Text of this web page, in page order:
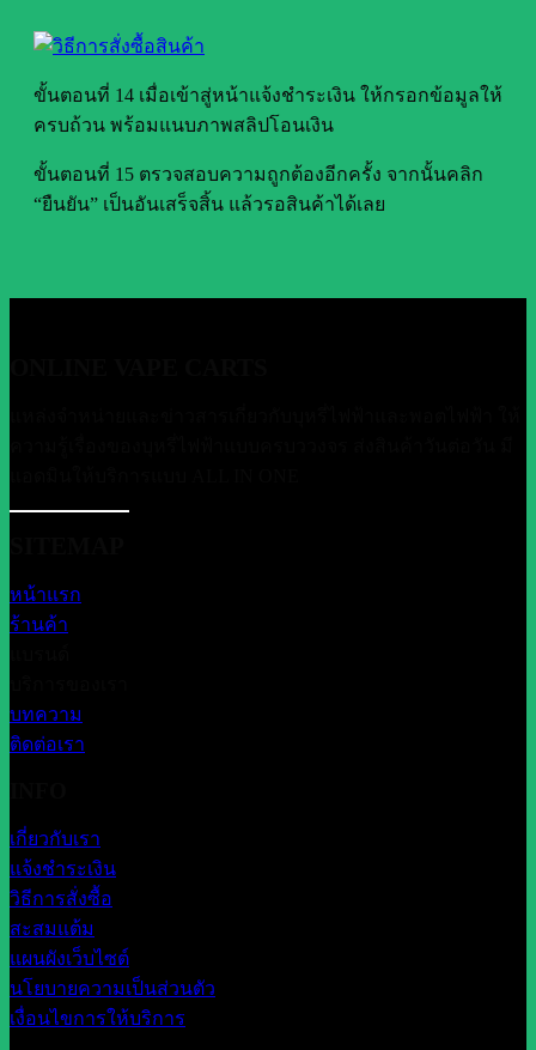
ขั้นตอนที่ 14 เมื่อเข้าสู่หน้าแจ้งชำระเงิน ให้กรอกข้อมูลให้
ครบถ้วน พร้อมแนบภาพสลิปโอนเงิน
ขั้นตอนที่ 15 ตรวจสอบความถูกต้องอีกครั้ง จากนั้นคลิก
“ยืนยัน” เป็นอันเสร็จสิ้น แล้วรอสินค้าได้เลย
หน้าแรก
ร้านค้า
บทความ
ติดต่อเรา
เกี่ยวกับเรา
แจ้งชำระเงิน
วิธีการสั่งซื้อ
สะสมแต้ม
แผนผังเว็บไซต์
นโยบายความเป็นส่วนตัว
เงื่อนไขการให้บริการ